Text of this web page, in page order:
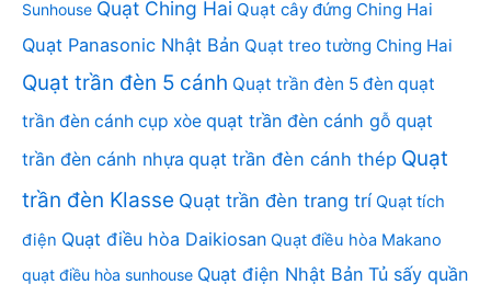
Sunhouse Quạt Ching Hai Quạt cây đứng Ching Hai
Quạt Panasonic Nhật Bản Quạt treo tường Ching Hai
Quạt trần đèn 5 cánh Quạt trần đèn 5 đèn quạt
trần đèn cánh cụp xòe quạt trần đèn cánh gỗ quạt
trần đèn cánh nhựa quạt trần đèn cánh thép Quạt
trần đèn Klasse Quạt trần đèn trang trí Quạt tích
điện Quạt điều hòa Daikiosan Quạt điều hòa Makano
quạt điều hòa sunhouse Quạt điện Nhật Bản Tủ sấy quần